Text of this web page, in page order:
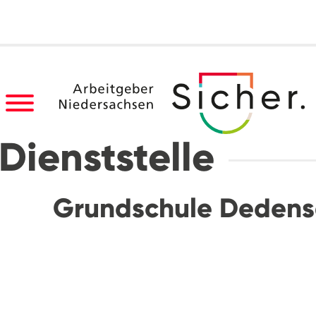
Grundschule